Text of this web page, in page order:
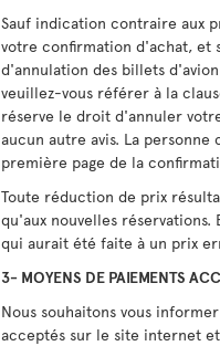
Sauf indication contraire aux
votre confirmation d'achat, et
d'annulation des billets
veuillez-vous référer à la
réserve le droit d'annuler
aucun autre avis. La
première page de la
Toute réduction de prix
qu'aux nouvelles réservations.
qui aurait été faite à un prix
3- MOYENS DE PAIEMENTS
Nous souhaitons vous
acceptés sur le site internet